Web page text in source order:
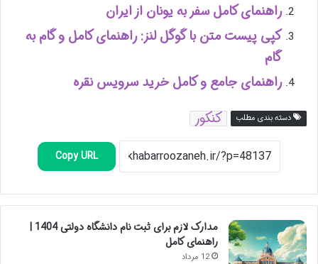
راهنمای کامل سفر به یونان از ایران
کپی پیست متن با گوگل لنز: راهنمای کامل و گام به
گام
راهنمای جامع و کامل خرید سرویس نقره
دسته بندی مطلب کنکور
Copy URL
مدارک لازم برای ثبت نام دانشگاه دولتی 1404 |
راهنمای کامل
12 مرداد